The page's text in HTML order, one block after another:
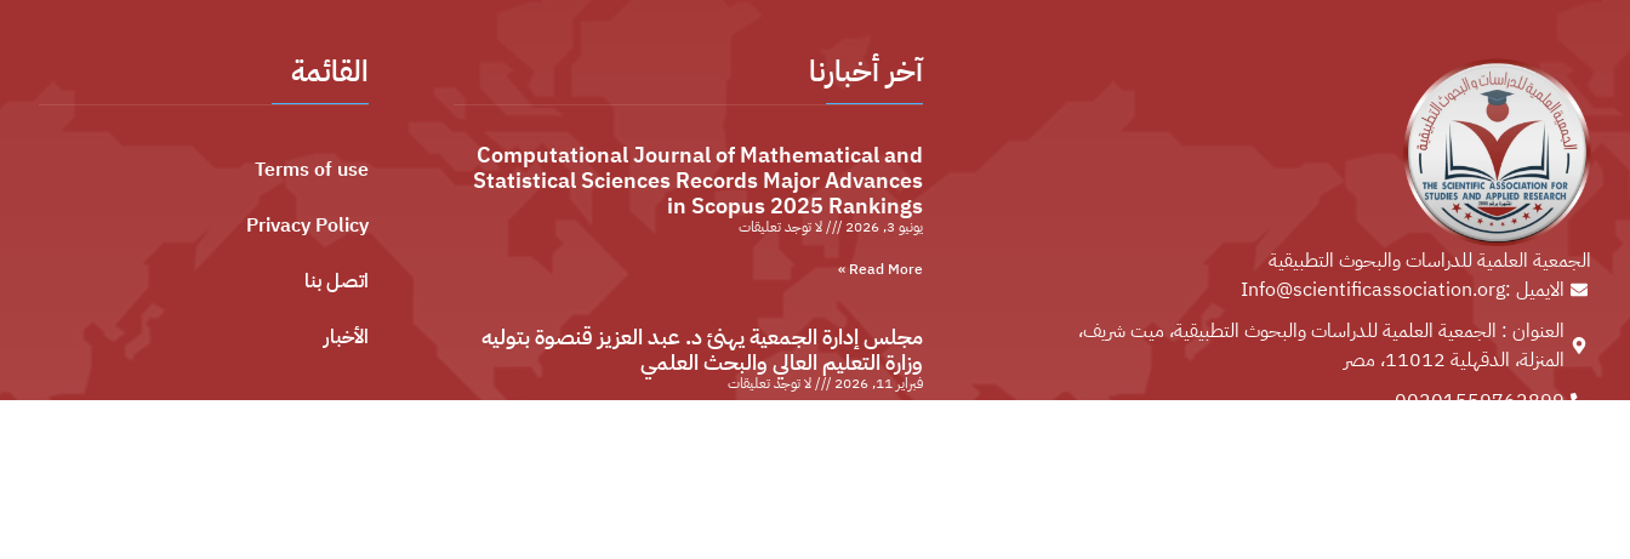
الجمعية العلمية للدراسات والبحوث التطبيقية
الايميل :Info@scientificassociation.org
العنوان : الجمعية العلمية للدراسات والبحوث التطبيقية، ميت شريف،
المنزلة، الدقهلية 11012، مصر
00201559762899⁩
آخر أخبارنا
Computational Journal of Mathematical and
Statistical Sciences Records Major Advances
in Scopus 2025 Rankings
يونيو 3, 2026
لا توجد تعليقات
Read More »
مجلس إدارة الجمعية يهنئ د. عبد العزيز قنصوة بتوليه
وزارة التعليم العالي والبحث العلمي
فبراير 11, 2026
لا توجد تعليقات
القائمة
Terms of use
Privacy Policy
اتصل بنا
الأخبار